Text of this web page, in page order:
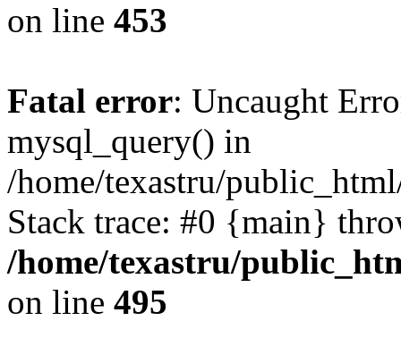
on line 453
Fatal error: Uncaught
mysql_query() in
/home/texastru/
Stack trace: #0 {main}
/home/texastru/
on line 495